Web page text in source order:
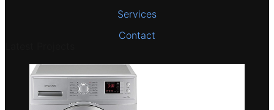
Services
Contact